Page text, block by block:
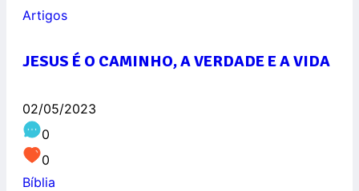
Artigos
JESUS É O CAMINHO, A VERDADE E A VIDA
02/05/2023
0
0
Bíblia